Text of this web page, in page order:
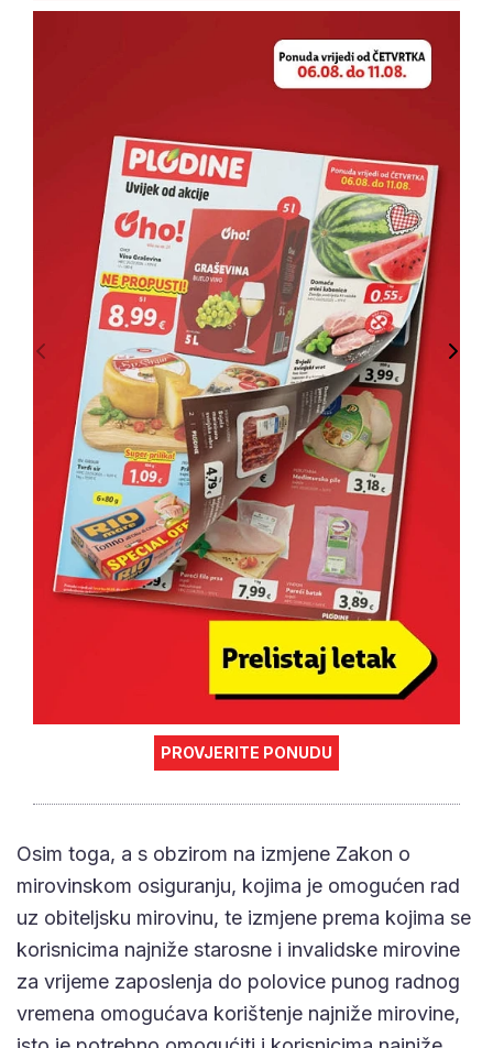
PROVJERITE PONUDU
Osim toga, a s obzirom na izmjene Zakon o
mirovinskom osiguranju, kojima je omogućen rad
uz obiteljsku mirovinu, te izmjene prema kojima se
korisnicima najniže starosne i invalidske mirovine
za vrijeme zaposlenja do polovice punog radnog
vremena omogućava korištenje najniže mirovine,